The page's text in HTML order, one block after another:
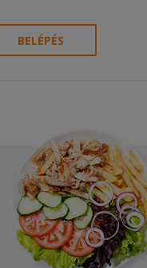
BELÉPÉS